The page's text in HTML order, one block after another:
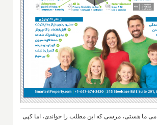
ما هستی، مرسی که این مطلب را خواندی، اما کپی